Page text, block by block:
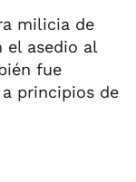
milicia de
el asedio al
fue
principios de